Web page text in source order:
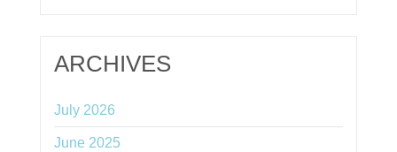
ARCHIVES
July 2026
June 2025